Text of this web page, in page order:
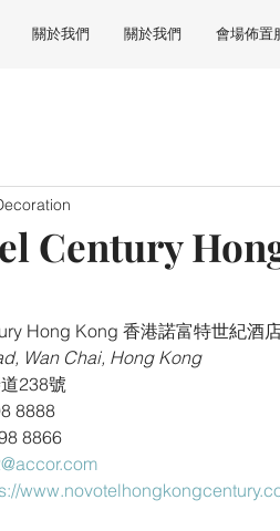
關於我們 關於我們 會場佈置
Century
Hong Kong 香港諾富特世紀酒
Wan Chai, Hong Kong
238號
8888
8866